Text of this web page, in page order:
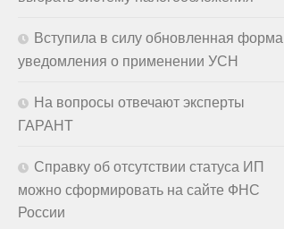
Вступила в силу обновленная форма
уведомления о применении УСН
На вопросы отвечают эксперты
ГАРАНТ
Справку об отсутствии статуса ИП
можно сформировать на сайте ФНС
России